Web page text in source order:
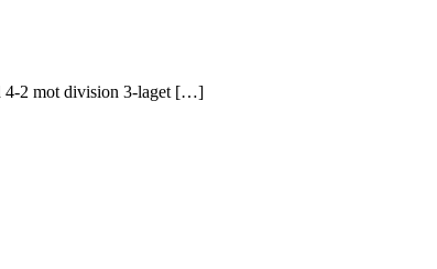
4-2 mot division 3-laget […]